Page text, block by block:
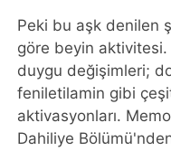
Peki bu aşk denilen
göre beyin
duygu değişimleri;
feniletilamin gibi
aktivasyonları.
Dahiliye